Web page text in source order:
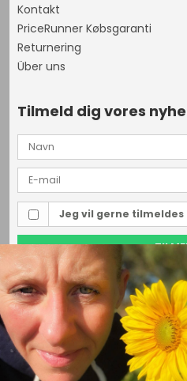
Kontakt
PriceRunner Købsgaranti
Returnering
Über uns
Tilmeld dig vores
Jeg vil gerne
Outdoor i Centrum
Perlegade 44
6400 Sønderborg,
Telefonnr.